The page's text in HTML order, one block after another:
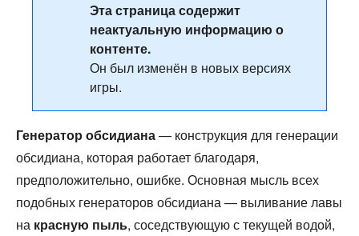
Эта страница содержит
неактуальную информацию о
контенте.
Он был изменён в новых версиях
игры.
Генератор обсидиана— конструкция для генерации
обсидиана, которая работает благодаря,
предположительно, ошибке. Основная мысль всех
подобных генераторов обсидиана — выливание лавы
на красную пыль, соседствующую с текущей водой,